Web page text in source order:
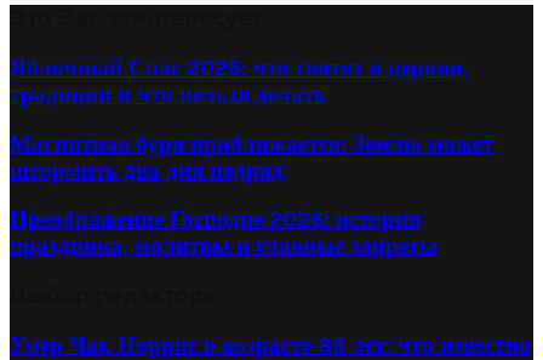
Яблочный Спас 2026: что святят в церкви,
традиции и что нельзя делать
Магнитная буря приближается: Землю может
штормить два дня подряд
Преображение Господне 2026: история
праздника, молитвы и главные запреты
Умер Чак Норрис в возрасте 86 лет: что известно